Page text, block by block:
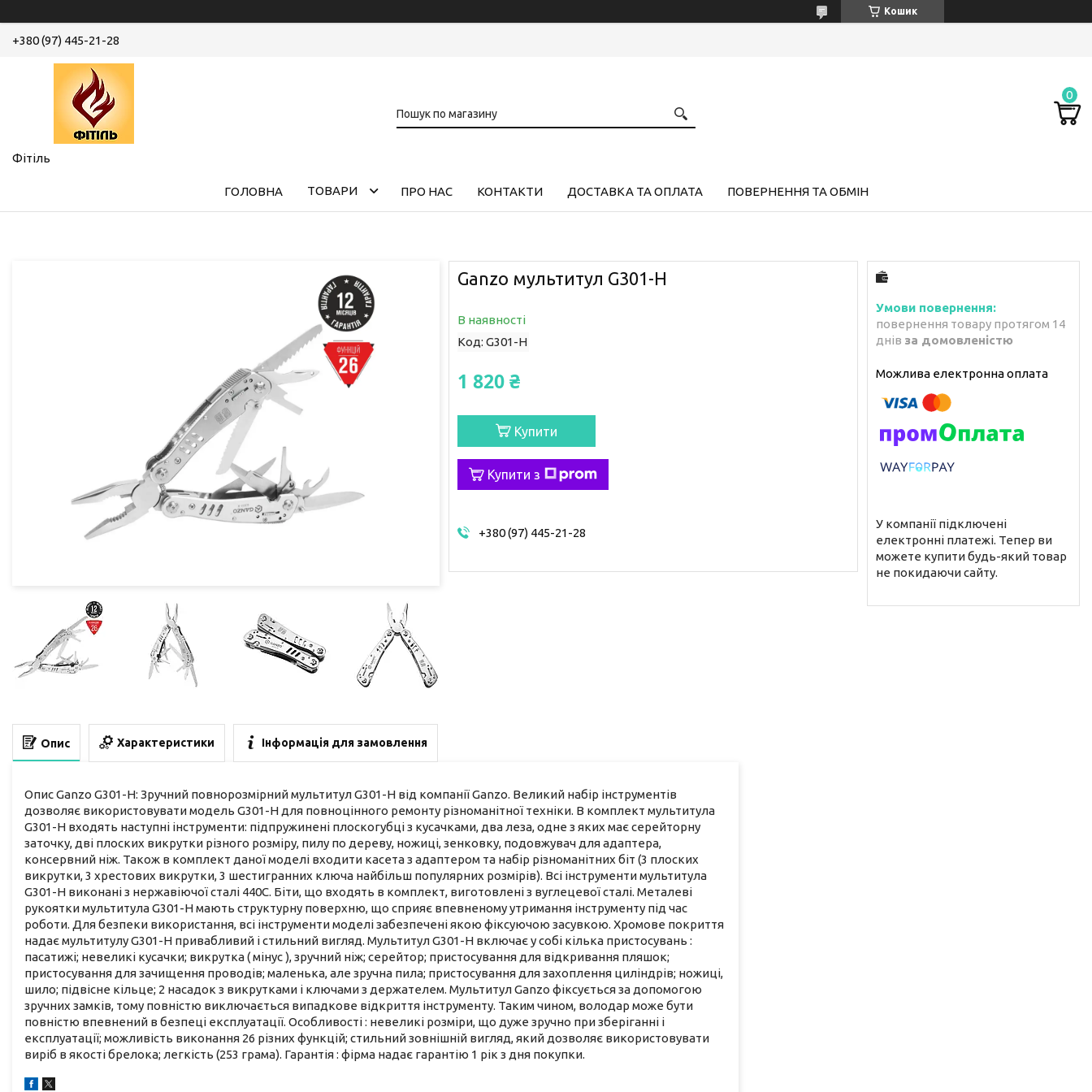
Кошик
+380 (97) 445-21-28
Фітіль
ГОЛОВНА ТОВАРИ ПРО НАС КОНТАКТИ ДОСТАВКА ТА ОПЛАТА ПОВЕРНЕННЯ ТА ОБМІН
Ganzo мультитул G301-H
В наявності
Код: G301-H
1 820 ₴
Купити
Купити з
+380 (97) 445-21-28
повернення товару протягом 14
днів за домовленістю
У компанії підключені
електронні платежі. Тепер ви
можете купити будь-який товар
не покидаючи сайту.
Опис Характеристики Інформація для замовлення
Опис Ganzo G301-H: Зручний повнорозмірний мультитул G301-H від компанії Ganzo. Великий набір інструментів
дозволяє використовувати модель G301-H для повноцінного ремонту різноманітної техніки. В комплект мультитула
G301-H входять наступні інструменти: підпружинені плоскогубці з кусачками, два леза, одне з яких має серейторну
заточку, дві плоских викрутки різного розміру, пилу по дереву, ножиці, зенковку, подовжувач для адаптера,
консервний ніж. Також в комплект даної моделі входити касета з адаптером та набір різноманітних біт (3 плоских
викрутки, 3 хрестових викрутки, 3 шестигранних ключа найбільш популярних розмірів). Всі інструменти мультитула
G301-H виконані з нержавіючої сталі 440С. Біти, що входять в комплект, виготовлені з вуглецевої сталі. Металеві
рукоятки мультитула G301-H мають структурну поверхню, що сприяє впевненому утримання інструменту під час
роботи. Для безпеки використання, всі інструменти моделі забезпечені якою фіксуючою засувкою. Хромове покриття
надає мультитулу G301-H привабливий і стильний вигляд. Мультитул G301-H включає у собі кілька пристосувань :
пасатижі; невеликі кусачки; викрутка ( мінус ), зручний ніж; серейтор; пристосування для відкривання пляшок;
пристосування для зачищення проводів; маленька, але зручна пила; пристосування для захоплення циліндрів; ножиці,
шило; підвісне кільце; 2 насадок з викрутками і ключами з держателем. Мультитул Ganzo фіксується за допомогою
зручних замків, тому повністю виключається випадкове відкриття інструменту. Таким чином, володар може бути
повністю впевнений в безпеці експлуатації. Особливості : невеликі розміри, що дуже зручно при зберіганні і
експлуатації; можливість виконання 26 різних функцій; стильний зовнішній вигляд, який дозволяє використовувати
виріб в якості брелока; легкість (253 грама). Гарантія : фірма надає гарантію 1 рік з дня покупки.